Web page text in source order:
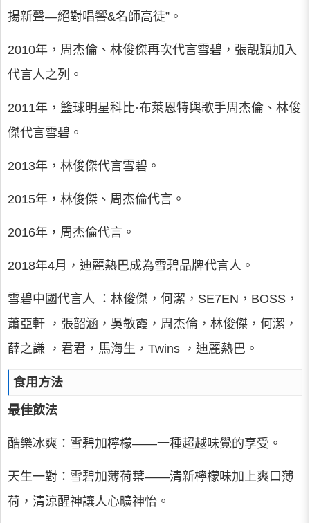
揚新聲—絕對唱響&名師高徒”。
2010年，周杰倫、林俊傑再次代言雪碧，張靚穎加入
代言人之列。
2011年，籃球明星科比·布萊恩特與歌手周杰倫、林俊
傑代言雪碧。
2013年，林俊傑代言雪碧。
2015年，林俊傑、周杰倫代言。
2016年，周杰倫代言。
2018年4月，迪麗熱巴成為雪碧品牌代言人。
雪碧中國代言人 ：林俊傑，何潔，SE7EN，BOSS，
蕭亞軒 ，張韶涵，吳敏霞，周杰倫，林俊傑，何潔，
薛之謙 ，君君，馬海生，Twins ，迪麗熱巴。
食用方法
最佳飲法
酷樂冰爽：雪碧加檸檬——一種超越味覺的享受。
天生一對：雪碧加薄荷葉——清新檸檬味加上爽口薄
荷，清涼醒神讓人心曠神怡。